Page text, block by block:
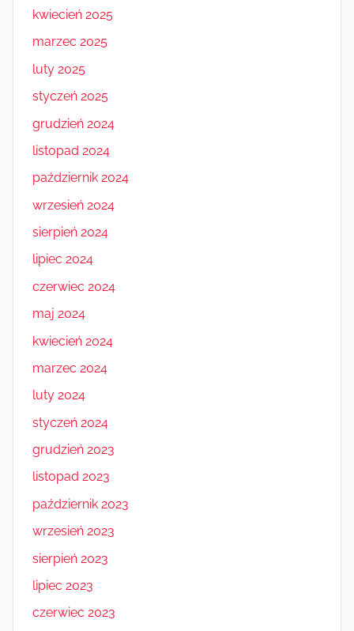
kwiecień 2025
marzec 2025
luty 2025
styczeń 2025
grudzień 2024
listopad 2024
październik 2024
wrzesień 2024
sierpień 2024
lipiec 2024
czerwiec 2024
maj 2024
kwiecień 2024
marzec 2024
luty 2024
styczeń 2024
grudzień 2023
listopad 2023
październik 2023
wrzesień 2023
sierpień 2023
lipiec 2023
czerwiec 2023